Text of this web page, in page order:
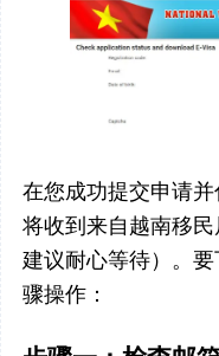
在您成功提交申请
将收到来自越南移
建议耐心等待）。
骤操作：